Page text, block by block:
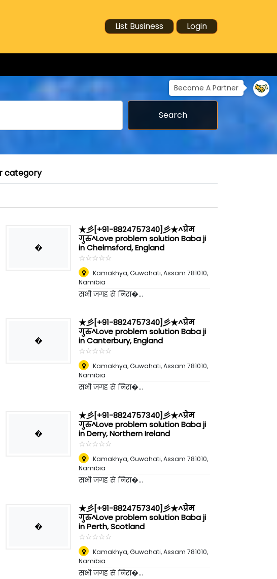
List Business Login
Become A Partner
Search
category
�
★彡[+91-8824757340]彡★^प्रेम
गुरु^Love problem solution Baba ji
in Chelmsford, England
☆☆☆☆☆
★★★★★
Kamakhya, Guwahati, Assam 781010,
Namibia
सभी जगह से निरा�...
�
★彡[+91-8824757340]彡★^प्रेम
गुरु^Love problem solution Baba ji
in Canterbury, England
☆☆☆☆☆
★★★★★
Kamakhya, Guwahati, Assam 781010,
Namibia
सभी जगह से निरा�...
�
★彡[+91-8824757340]彡★^प्रेम
गुरु^Love problem solution Baba ji
in Derry, Northern Ireland
☆☆☆☆☆
★★★★★
Kamakhya, Guwahati, Assam 781010,
Namibia
सभी जगह से निरा�...
�
★彡[+91-8824757340]彡★^प्रेम
गुरु^Love problem solution Baba ji
in Perth, Scotland
☆☆☆☆☆
★★★★★
Kamakhya, Guwahati, Assam 781010,
Namibia
सभी जगह से निरा�...